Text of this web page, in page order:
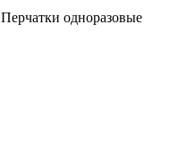
Перчатки одноразовые